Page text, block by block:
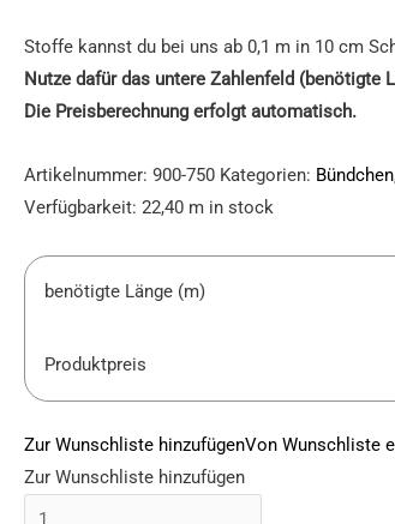
Stoffe kannst du bei uns ab 0,1 m in 10 cm
Nutze dafür das untere Zahlenfeld (benötigte
Die Preisberechnung erfolgt automatisch.
Artikelnummer: 900-750 Kategorien: Bündchen
Verfügbarkeit: 22,40 m in stock
benötigte Länge (m)
Produktpreis
Zur Wunschliste hinzufügenVon Wunschliste
Zur Wunschliste hinzufügen